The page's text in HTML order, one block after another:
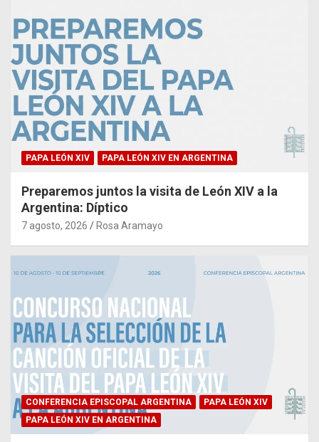
PAPA LEÓN XIV PAPA LEÓN XIV EN ARGENTINA
Preparemos juntos la visita de León XIV a la
Argentina: Díptico
7 agosto, 2026 Rosa Aramayo
CONFERENCIA EPISCOPAL ARGENTINA
PAPA LEÓN XIV
PAPA LEÓN XIV EN ARGENTINA